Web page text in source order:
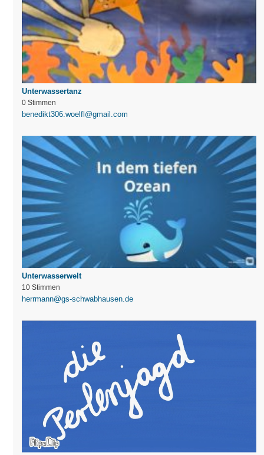
Unterwassertanz
0 Stimmen
benedikt306.woelfl@gmail.com
Unterwasserwelt
10 Stimmen
herrmann@gs-schwabhausen.de